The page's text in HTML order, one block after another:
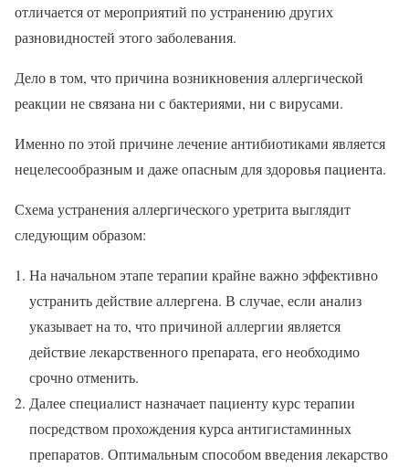
отличается от мероприятий по устранению других
разновидностей этого заболевания.
Дело в том, что причина возникновения аллергической
реакции не связана ни с бактериями, ни с вирусами.
Именно по этой причине лечение антибиотиками является
нецелесообразным и даже опасным для здоровья пациента.
Схема устранения аллергического уретрита выглядит
следующим образом:
На начальном этапе терапии крайне важно эффективно
устранить действие аллергена. В случае, если анализ
указывает на то, что причиной аллергии является
действие лекарственного препарата, его необходимо
срочно отменить.
Далее специалист назначает пациенту курс терапии
посредством прохождения курса антигистаминных
препаратов. Оптимальным способом введения лекарство